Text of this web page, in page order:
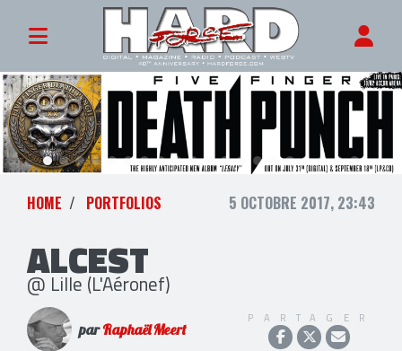
HOME PORTFOLIOS 5 OCTOBRE 2017, 23:43
ALCEST
@ Lille (L'Aéronef)
parRaphaël Meert
PARTAGER